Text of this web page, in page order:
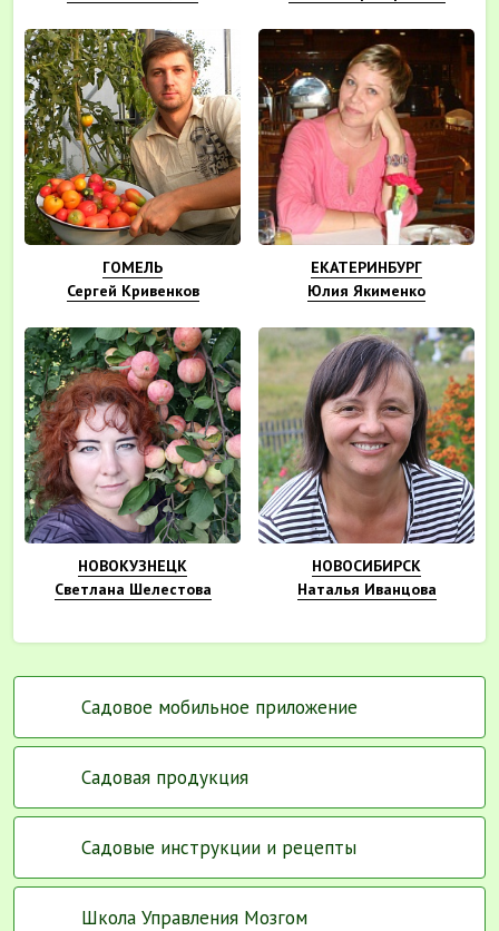
ГОМЕЛЬ
Сергей Кривенков
ЕКАТЕРИНБУРГ
Юлия Якименко
НОВОКУЗНЕЦК
Светлана Шелестова
НОВОСИБИРСК
Наталья Иванцова
Садовое мобильное приложение
Садовая продукция
Садовые инструкции и рецепты
Школа Управления Мозгом